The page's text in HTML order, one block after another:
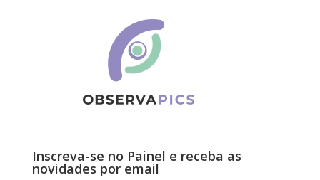
Inscreva-se no Painel e receba as
novidades por email